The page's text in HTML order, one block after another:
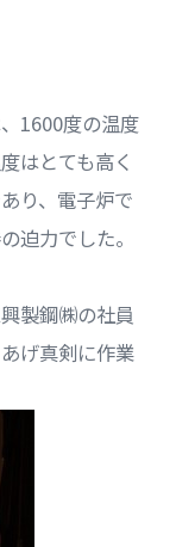
1600度の温度
はとても高く
り、電子炉で
迫力でした。
製鋼㈱の社員
げ真剣に作業